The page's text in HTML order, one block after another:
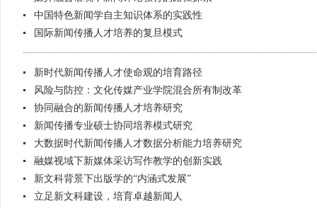
中国特色新闻学自主知识体系的实践性
国际新闻传播人才培养的复旦模式
新时代新闻传播人才使命观的培育路径
风险与防控：文化传媒产业学院混合所有制改革
协同融合的新闻传播人才培养研究
新闻传播专业硕士协同培养模式研究
大数据时代新闻传播人才数据分析能力培养研究
融媒视域下新媒体采访写作教学的创新实践
新文科背景下出版学的“内涵式发展”
立足新文科建设，培育卓越新闻人